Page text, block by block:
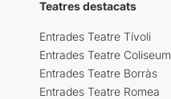
Teatres destacats
Entrades Teatre Tívoli
Entrades Teatre Coliseum
Entrades Teatre Borràs
Entrades Teatre Romea